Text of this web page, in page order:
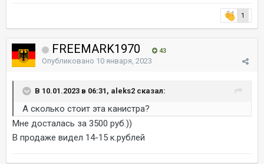
1
FREEMARK1970 43
Опубликовано 10 января, 2023
В 10.01.2023 в 06:31, aleks2 сказал:
А сколько стоит эта канистра?
Мне досталась за 3500 руб.))
В продаже видел 14-15 к.рублей